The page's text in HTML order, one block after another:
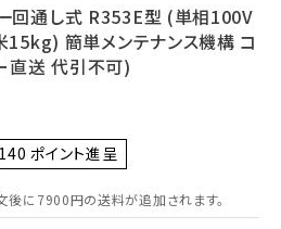
わせ
回通し式 R353E型 (単相100V
簡単メンテナンス機構 コ
直送 代引不可)
ポイント進呈 ]
後に7900円の送料が追加されます。